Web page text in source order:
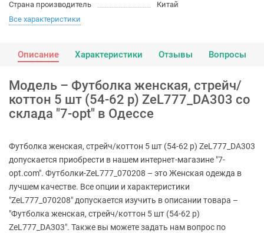
Страна производитель
Китай
Все характеристики
Описание Характеристики Отзывы Вопросы
Модель – Футболка женская, стрейч/
коттон 5 шт (54-62 р) ZeL777_DA303 со
склада "7-opt" в Одессе
Футболка женская, стрейч/коттон 5 шт (54-62 р) ZeL777_DA303
допускается приобрести в нашем интернет-магазине "7-
opt.com". Футболки-ZeL777_070208 – это Женская одежда в
лучшем качестве. Все опции и характеристики
"ZeL777_070208" допускается изучить в описании товара –
"Футболка женская, стрейч/коттон 5 шт (54-62 р)
ZeL777_DA303". Также вы можете задать нам вопрос по